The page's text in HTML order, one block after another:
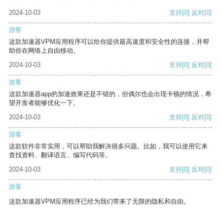
2024-10-03 支持[0] 反对[0]
游客
这款加速器VPM应用程序可以给你提供最高速度和安全性的连接，并帮
助你在网络上自由移动。
2024-10-03
支持[0] 反对[0]
游客
这款加速器app的加速效果还是不错的，但偶尔也会出现卡顿的情况，希
望开发者能够优化一下。
2024-10-03
支持[0] 反对[0]
游客
这款软件非常实用，可以帮助我解决很多问题。比如，我可以使用它来
查找资料、翻译语言、编写代码等。
2024-10-03
支持[0] 反对[0]
游客
这款加速器VPM应用程序已经为我们带来了无限的隐私和自由。